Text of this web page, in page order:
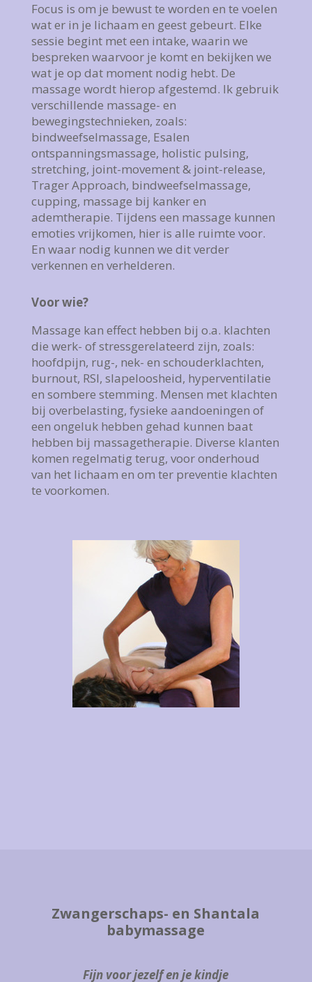
Focus is om je bewust te worden en te voelen
wat er in je lichaam en geest gebeurt. Elke
sessie begint met een intake, waarin we
bespreken waarvoor je komt en bekijken we
wat je op dat moment nodig hebt. De
massage wordt hierop afgestemd. Ik gebruik
verschillende massage- en
bewegingstechnieken, zoals:
bindweefselmassage, Esalen
ontspanningsmassage, holistic pulsing,
stretching, joint-movement & joint-release,
Trager Approach, bindweefselmassage,
cupping, massage bij kanker en
ademtherapie. Tijdens een massage kunnen
emoties vrijkomen, hier is alle ruimte voor.
En waar nodig kunnen we dit verder
verkennen en verhelderen.
Voor wie?
Massage kan effect hebben bij o.a. klachten
die werk- of stressgerelateerd zijn, zoals:
hoofdpijn, rug-, nek- en schouderklachten,
burnout, RSI, slapeloosheid, hyperventilatie
en sombere stemming. Mensen met klachten
bij overbelasting, fysieke aandoeningen of
een ongeluk hebben gehad kunnen baat
hebben bij massagetherapie. Diverse klanten
komen regelmatig terug, voor onderhoud
van het lichaam en om ter preventie klachten
te voorkomen.
Zwangerschaps- en Shantala
babymassage
Fijn voor jezelf en je kindje